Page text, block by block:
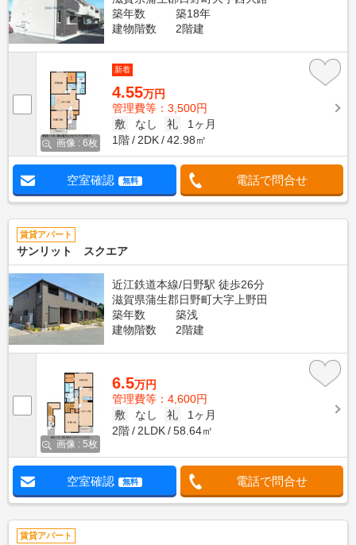
築年数
築18年
建物階数
2階建
画像 : 6枚
新着
4.55万円
管理費等：3,500円
敷
なし 礼
1ヶ月
1階
2DK 42.98㎡
空室確認 無料 電話で問合せ
賃貸アパート
サンリット スクエア
近江鉄道本線/日野駅 徒歩26分
滋賀県蒲生郡日野町大字上野田
築年数
築浅
建物階数
2階建
画像 : 5枚
6.5万円
管理費等：4,600円
敷
なし 礼
1ヶ月
2階
2LDK 58.64㎡
空室確認 無料 電話で問合せ
賃貸アパート